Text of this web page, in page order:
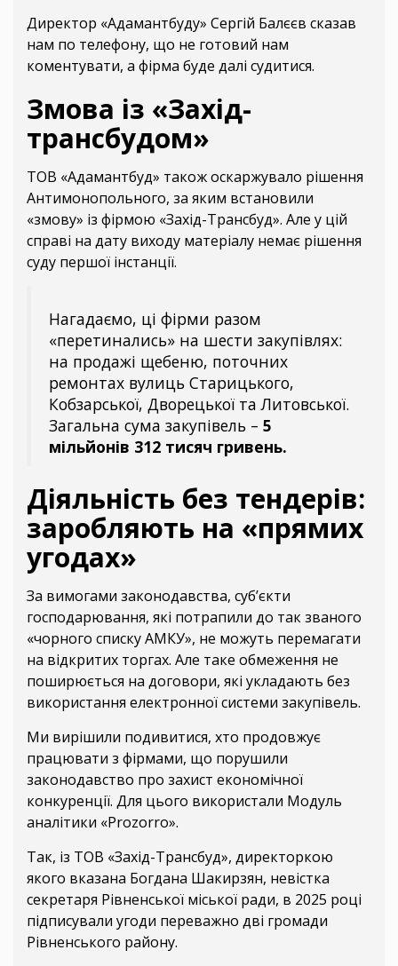
Директор «Адамантбуду» Сергій Балєєв сказав
нам по телефону, що не готовий нам
коментувати, а фірма буде далі судитися.
Змова із «Захід-
трансбудом»
ТОВ «Адамантбуд» також оскаржувало рішення
Антимонопольного, за яким встановили
«змову» із фірмою «Захід-Трансбуд». Але у цій
справі на дату виходу матеріалу немає рішення
суду першої інстанції.
Нагадаємо, ці фірми разом
«перетинались» на шести закупівлях:
на продажі щебеню, поточних
ремонтах вулиць Старицького,
Кобзарської, Дворецької та Литовської.
Загальна сума закупівель – 5
мільйонів 312 тисяч гривень.
Діяльність без тендерів:
заробляють на «прямих
угодах»
За вимогами законодавства, суб’єкти
господарювання, які потрапили до так званого
«чорного списку АМКУ», не можуть перемагати
на відкритих торгах. Але таке обмеження не
поширюється на договори, які укладають без
використання електронної системи закупівель.
Ми вирішили подивитися, хто продовжує
працювати з фірмами, що порушили
законодавство про захист економічної
конкуренції. Для цього використали Модуль
аналітики «Prozorro».
Так, із ТОВ «Захід-Трансбуд», директоркою
якого вказана Богдана Шакирзян, невістка
секретаря Рівненської міської ради, в 2025 році
підписували угоди переважно дві громади
Рівненського району.